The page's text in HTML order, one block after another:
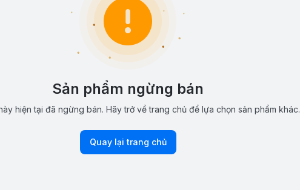
Sản phẩm ngừng bán
hiện tại đã ngừng bán. Hãy trở về trang chủ để lựa chọn sản phẩm khác.
Quay lại trang chủ